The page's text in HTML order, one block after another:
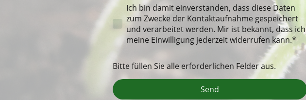
Ich bin damit einverstanden, dass diese Daten
zum Zwecke der Kontaktaufnahme gespeichert
und verarbeitet werden. Mir ist bekannt, dass ich
meine Einwilligung jederzeit widerrufen kann.*
Bitte füllen Sie alle erforderlichen Felder aus.
Send